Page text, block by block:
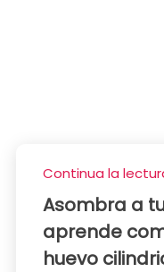
Continua la
Asombra a
aprende
huevo